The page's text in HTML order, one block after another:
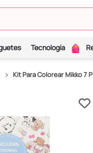
Tecnología
Kit Para Colorear Mikko 7